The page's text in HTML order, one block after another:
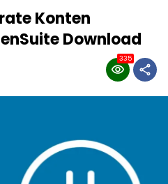
Konten
Download
335